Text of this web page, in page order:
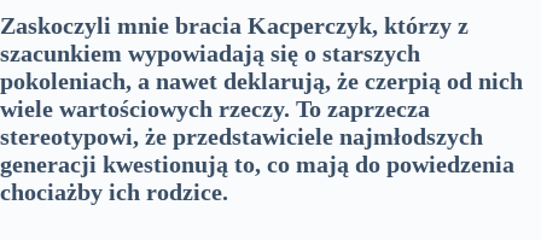
Zaskoczyli mnie bracia Kacperczyk, którzy z
szacunkiem wypowiadają się o starszych
pokoleniach, a nawet deklarują, że czerpią od nich
wiele wartościowych rzeczy. To zaprzecza
stereotypowi, że przedstawiciele najmłodszych
generacji kwestionują to, co mają do powiedzenia
chociażby ich rodzice.